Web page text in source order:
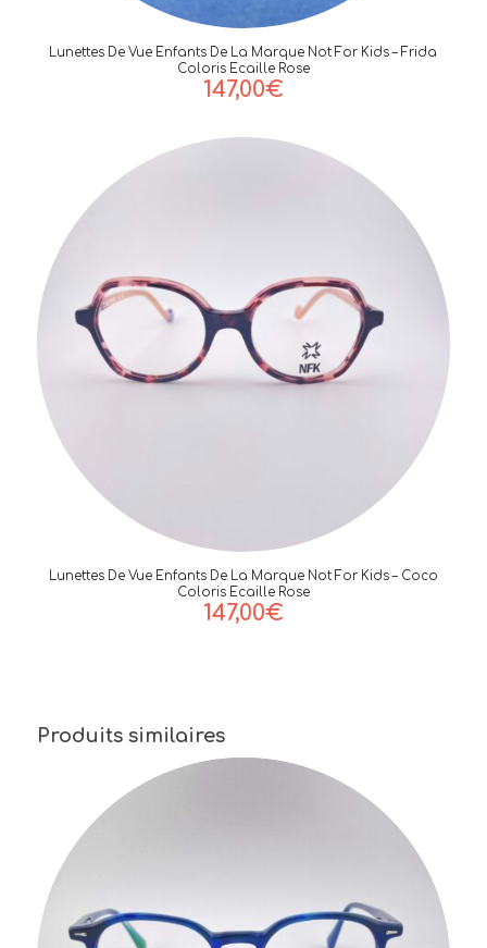
Lunettes De Vue Enfants De La Marque Not For Kids – Frida
Coloris Ecaille Rose
147,00€
Lunettes De Vue Enfants De La Marque Not For Kids – Coco
Coloris Ecaille Rose
147,00€
Produits similaires